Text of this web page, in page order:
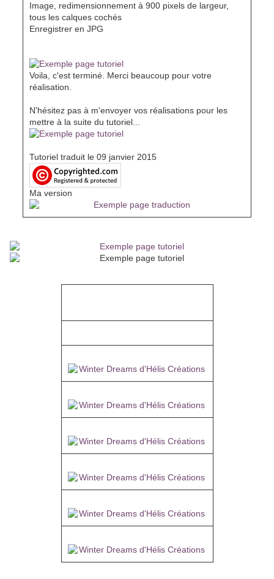
Image, redimensionnement à 900 pixels de largeur,
tous les calques cochés
Enregistrer en JPG
Voila, c'est terminé. Merci beaucoup pour votre
réalisation.
N'hésitez pas à m'envoyer vos réalisations pour les
mettre à la suite du tutoriel...
Tutoriel traduit le 09 janvier 2015
Ma version